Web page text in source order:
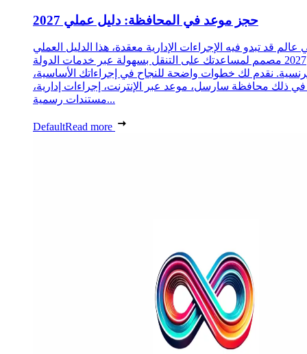
حجز موعد في المحافظة: دليل عملي 2027
عالم قد تبدو فيه الإجراءات الإدارية معقدة، هذا الدليل العملي
2027 مصمم لمساعدتك على التنقل بسهولة عبر خدمات الدولة
نقدم لك خطوات واضحة للنجاح في إجراءاتك الأساسية،
في ذلك محافظة سارسل، موعد عبر الإنترنت، إجراءات إدارية،
مستندات رسمية...
DefaultRead more